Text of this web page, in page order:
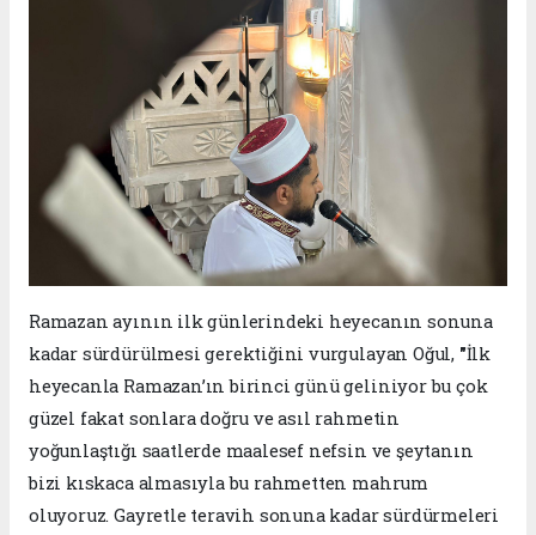
Ramazan ayının ilk günlerindeki heyecanın sonuna
kadar sürdürülmesi gerektiğini vurgulayan Oğul,"İlk
heyecanla Ramazan’ın birinci günü geliniyor bu çok
güzel fakat sonlara doğru ve asıl rahmetin
yoğunlaştığı saatlerde maalesef nefsin ve şeytanın
bizi kıskaca almasıyla bu rahmetten mahrum
oluyoruz. Gayretle teravih sonuna kadar sürdürmeleri